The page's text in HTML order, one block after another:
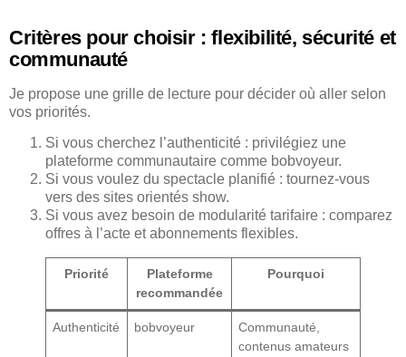
Critères pour choisir : flexibilité, sécurité et
communauté
Je propose une grille de lecture pour décider où aller selon
vos priorités.
Si vous cherchez l’authenticité : privilégiez une
plateforme communautaire comme bobvoyeur.
Si vous voulez du spectacle planifié : tournez-vous
vers des sites orientés show.
Si vous avez besoin de modularité tarifaire : comparez
offres à l’acte et abonnements flexibles.
Priorité
Plateforme
recommandée
Pourquoi
Authenticité bobvoyeur
Communauté,
contenus amateurs